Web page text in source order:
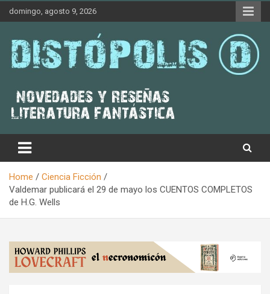
Skip
domingo, agosto 9, 2026
Distópolis
Home
Ciencia Ficción
Valdemar publicará el 29 de mayo los CUENTOS COMPLETOS
de H.G. Wells